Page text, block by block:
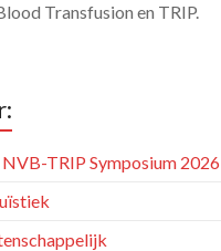
Transfusion en TRIP.
TRIP Symposium 2026